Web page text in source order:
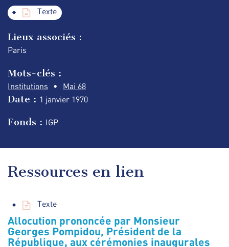
Texte
Lieux associés :
Paris
Mots-clés :
Institutions Mai 68
Date : 1 janvier 1970
Fonds : IGP
Ressources en lien
Texte
Allocution prononcée par Monsieur
Georges Pompidou, Président de la
République, aux cérémonies inaugurales